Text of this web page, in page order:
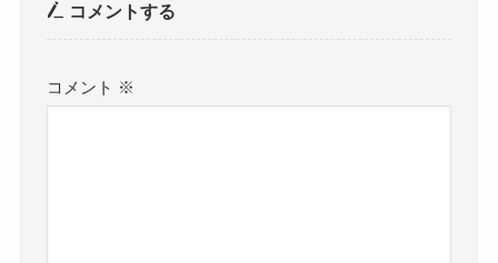
コメントする
コメント ※